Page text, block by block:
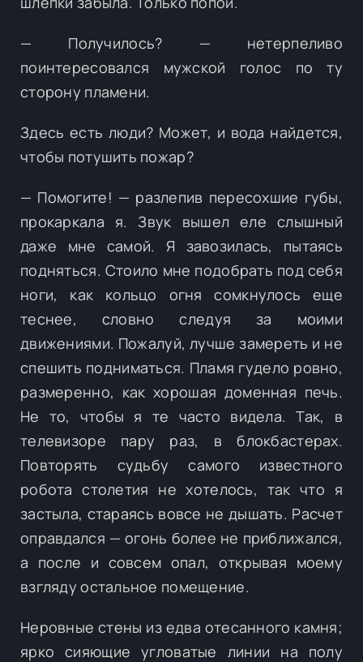
— Получилось? — нетерпеливо
поинтересовался мужской голос по ту
сторону пламени.
Здесь есть люди? Может, и вода найдется,
чтобы потушить пожар?
— Помогите! — разлепив пересохшие губы,
прокаркала я. Звук вышел еле слышный
даже мне самой. Я завозилась, пытаясь
подняться. Стоило мне подобрать под себя
ноги, как кольцо огня сомкнулось еще
теснее, словно следуя за моими
движениями. Пожалуй, лучше замереть и не
спешить подниматься. Пламя гудело ровно,
размеренно, как хорошая доменная печь.
Не то, чтобы я те часто видела. Так, в
телевизоре пару раз, в блокбастерах.
Повторять судьбу самого известного
робота столетия не хотелось, так что я
застыла, стараясь вовсе не дышать. Расчет
оправдался — огонь более не приближался,
а после и совсем опал, открывая моему
взгляду остальное помещение.
Неровные стены из едва отесанного камня;
ярко сияющие угловатые линии на полу